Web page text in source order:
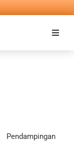
Pendampingan